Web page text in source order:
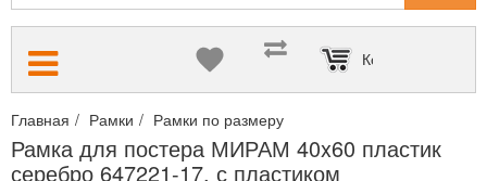
Корзина пуста
Главная Рамки Рамки по размеру
Рамка для постера МИРАМ 40x60 пластик
серебро 647221-17, с пластиком